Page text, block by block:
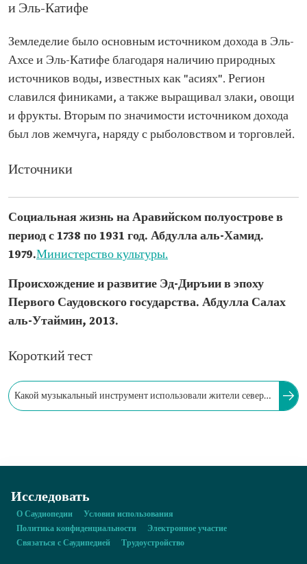
и Эль-Катифе
Земледелие было основным источником дохода в Эль-
Ахсе и Эль-Катифе благодаря наличию природных
источников воды, известных как "асиях". Регион
славился финиками, а также выращивал злаки, овощи
и фрукты. Вторым по значимости источником дохода
был лов жемчуга, наряду с рыболовством и торговлей.
Источники
Социальная жизнь на Аравийском полуострове в
период с 1738 по 1931 год. Абдулла аль-Хамид.
1979.Министерство культуры.
Происхождение и развитие Эд-Диръии в эпоху
Первого Саудовского государства. Абдулла Салах
аль-Утаймин, 2013.
Короткий тест
Какой музыкальный инструмент использовали жители севера
Исследовать
О Саудиопедии
Условия использования
Политика конфиденциальности
Электронное участие
Связаться с Саудипедией
Трудоустройство